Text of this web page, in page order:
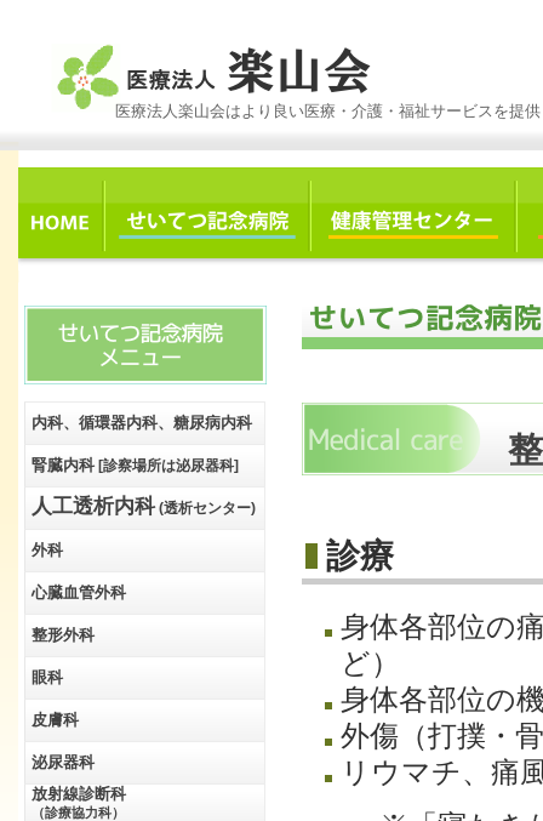
医療法人楽山会はより良い医療・介護・福祉サービスを提
診療
身体各部位の
ど）
身体各部位の
外傷（打撲・
リウマチ、痛
内科、循環器内科、糖尿病内科
腎臓内科 [診察場所は泌尿器科]
人工透析内科 (透析センター)
外科
心臓血管外科
整形外科
眼科
皮膚科
泌尿器科
放射線診断科
（診療協力科）